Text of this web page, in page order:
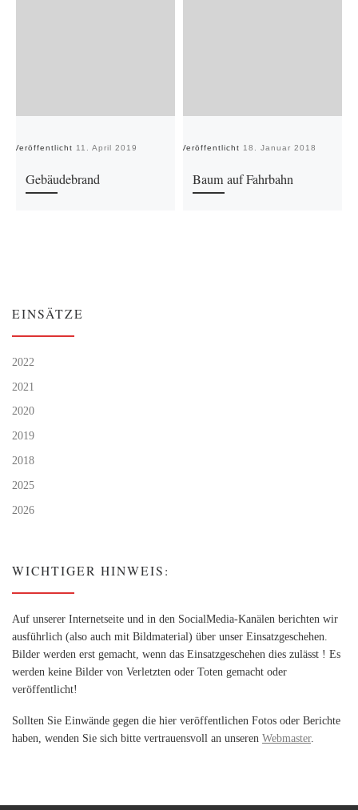
Veröffentlicht 11. April 2019
Gebäudebrand
Veröffentlicht 18. Januar 2018
Baum auf Fahrbahn
EINSÄTZE
2022
2021
2020
2019
2018
2025
2026
WICHTIGER HINWEIS:
Auf unserer Internetseite und in den SocialMedia-Kanälen berichten wir
ausführlich (also auch mit Bildmaterial) über unser Einsatzgeschehen.
Bilder werden erst gemacht, wenn das Einsatzgeschehen dies zulässt ! Es
werden keine Bilder von Verletzten oder Toten gemacht oder
veröffentlicht!
Sollten Sie Einwände gegen die hier veröffentlichen Fotos oder Berichte
haben, wenden Sie sich bitte vertrauensvoll an unseren Webmaster.